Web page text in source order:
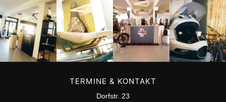
TERMINE & KONTAKT
Dorfstr. 23